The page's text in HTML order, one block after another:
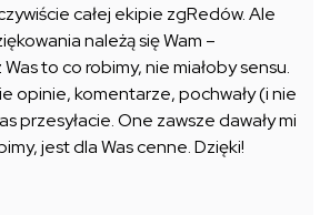
całej ekipie zgRedów. Ale
należą się Wam –
to co robimy, nie miałoby sensu.
opinie, komentarze, pochwały (i nie
przesyłacie. One zawsze dawały mi
jest dla Was cenne. Dzięki!